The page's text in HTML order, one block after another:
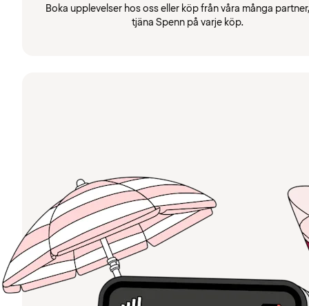
Boka upplevelser hos oss eller köp från våra många
tjäna Spenn på varje köp.